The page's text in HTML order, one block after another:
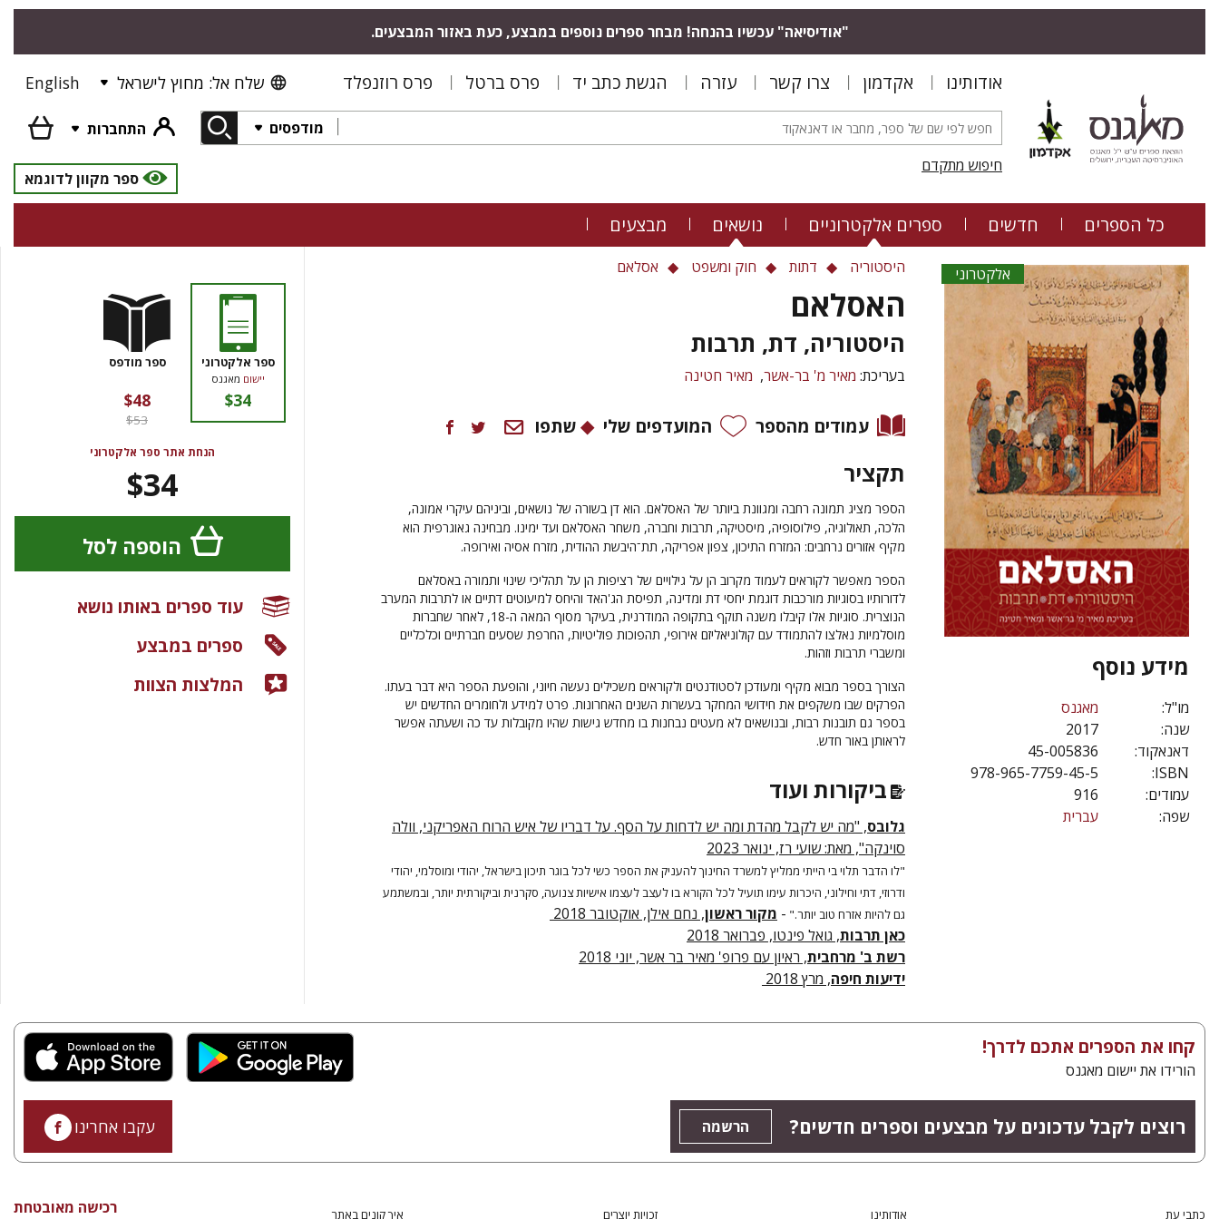
"אודיסיאה" עכשיו בהנחה! מבחר ספרים נוספים במבצע, כעת באזור המבצעים.
אודותינו אקדמון צרו קשר עזרה הגשת כתב יד פרס ברטל פרס רוזנפלד שלח אל: מחוץ לישראל English
מודפסים
התחברות
חיפוש מתקדם
ספר מקוון לדוגמא
כל הספרים חדשים ספרים אלקטרוניים נושאים מבצעים
אלקטרוני
מידע נוסף
מו"ל:
מאגנס
שנה:
2017
דאנאקוד:
45-005836
ISBN:
978-965-7759-45-5
עמודים:
916
שפה:
עברית
היסטוריה דתות חוק ומשפט אסלאם
האסלאם
היסטוריה, דת, תרבות
בעריכת: מאיר מ' בר-אשר מאיר חטינה
עמודים מהספר המועדפים שלי שתפו
תקציר
הספר מציג תמונה רחבה ומגוונת ביותר של האסלאם. הוא דן בשורה של נושאים, וביניהם עיקרי אמונה,
הלכה, תאולוגיה, פילוסופיה, מיסטיקה, תרבות וחברה, משחר האסלאם ועד ימינו. מבחינה גאוגרפית הוא
מקיף אזורים נרחבים: המזרח התיכון, צפון אפריקה, תת־היבשת ההודית, מזרח אסיה ואירופה.
הספר מאפשר לקוראים לעמוד מקרוב הן על גילויים של רציפות הן על תהליכי שינוי ותמורה באסלאם
לדורותיו בסוגיות מורכבות דוגמת יחסי דת ומדינה, תפיסת הג'האד והיחס למיעוטים דתיים או לתרבות המערב
הנוצרית. סוגיות אלו קיבלו משנה תוקף בתקופה המודרנית, בעיקר מסוף המאה ה-18, לאחר שחברות
מוסלמיות נאלצו להתמודד עם קולוניאליזם אירופי, תהפוכות פוליטיות, החרפת שסעים חברתיים וכלכליים
ומשברי תרבות וזהות.
הצורך בספר מבוא מקיף ומעודכן לסטודנטים ולקוראים משכילים נעשה חיוני, והופעת הספר היא דבר בעתו.
הפרקים שבו משקפים את חידושי המחקר בעשרות השנים האחרונות. פרט למידע ולחומרים החדשים יש
בספר גם תובנות רבות, ובנושאים לא מעטים נבחנות בו מחדש גישות שהיו מקובלות עד כה ושעתה אפשר
לראותן באור חדש.
ביקורות ועוד
גלובס, "מה יש לקבל מהדת ומה יש לדחות על הסף. על דבריו של איש הרוח האפריקני, וולה
סוינקה", מאת: שועי רז, ינואר 2023
"לו הדבר תלוי בי הייתי ממליץ למשרד החינוך להעניק את הספר כשי לכל בוגר תיכון בישראל, יהודי ומוסלמי, יהודי
ודרוזי, דתי וחילוני, היכרות עימו תועיל לכל הקורא בו לעצב לעצמו אישיות צנועה, סקרנית וביקורתית יותר, ובמשתמע
גם להיות אזרח טוב יותר." - מקור ראשון, נחם אילן, אוקטובר 2018
כאן תרבות, גואל פינטו, פברואר 2018
רשת ב' מרחבית, ראיון עם פרופ' מאיר בר אשר, יוני 2018
ידיעות חיפה, מרץ 2018
ספר אלקטרוני
יישום מאגנס
$34
ספר מודפס
$48
$53
הנחת אתר ספר אלקטרוני
$34
הוספה לסל
עוד ספרים באותו נושא
ספרים במבצע
המלצות הצוות
קחו את הספרים אתכם לדרך!
הורידו את יישום מאגנס
רוצים לקבל עדכונים על מבצעים וספרים חדשים? הרשמה עקבו אחרינו
כתבי עת אודותינו זכויות יוצרים איך קונים באתר רכישה מאובטחת